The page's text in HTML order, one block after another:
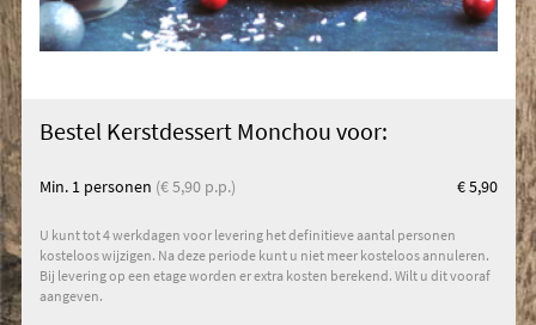
Bestel Kerstdessert Monchou voor:
Min. 1 personen (€ 5,90 p.p.) € 5,90
U kunt tot 4 werkdagen voor levering het definitieve aantal personen
kosteloos wijzigen. Na deze periode kunt u niet meer kosteloos annuleren.
Bij levering op een etage worden er extra kosten berekend. Wilt u dit vooraf
aangeven.